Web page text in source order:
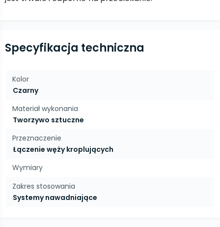
Specyfikacja techniczna
Kolor
Czarny
Materiał wykonania
Tworzywo sztuczne
Przeznaczenie
Łączenie węży kroplujących
Wymiary
Zakres stosowania
Systemy nawadniające